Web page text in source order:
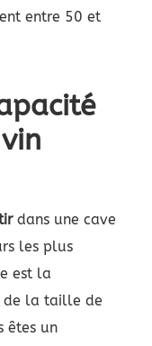
entre 50 et
dans une cave
les plus
est la
de la taille de
êtes un